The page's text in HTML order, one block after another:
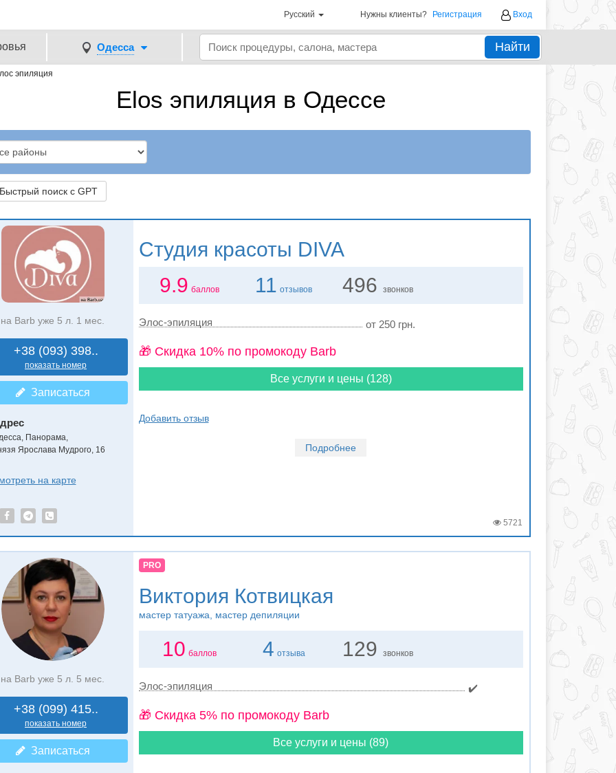
Русский Нужны клиенты? Регистрация Вход
Одесса Найти
эпиляция
Elos эпиляция в Одессе
поиск с GPT
на Barb уже 5 л. 1 мес.
+38 (093) 398..
показать номер
Записаться
Панорама,
Ярослава Мудрого, 16
на карте
Студия красоты DIVA
9.9 баллов 11 отзывов 496 звонков
Элос-эпиляция от 250 грн.
🎁 Cкидка 10% по промокоду Barb
Все услуги и цены (128)
Добавить отзыв
Подробнее
5721
на Barb уже 5 л. 5 мес.
+38 (099) 415..
показать номер
Записаться
PRO
Виктория Котвицкая
мастер татуажа, мастер депиляции
10 баллов 4 отзыва 129 звонков
Элос-эпиляция ✔️
🎁 Cкидка 5% по промокоду Barb
Все услуги и цены (89)